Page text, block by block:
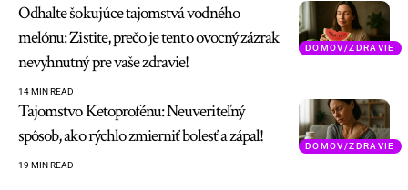
DOMOV/ZDRAVIE
Odhalte šokujúce tajomstvá vodného
melónu: Zistite, prečo je tento ovocný zázrak
nevyhnutný pre vaše zdravie!
14 MIN READ
DOMOV/ZDRAVIE
Tajomstvo Ketoprofénu: Neuveriteľný
spôsob, ako rýchlo zmierniť bolesť a zápal!
19 MIN READ